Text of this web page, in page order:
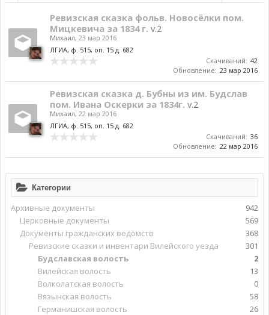
Категории
Архивные документы
942
Церковные документы
569
Документы гражданских ведомств
368
Ревизские сказки и инвентари Вилейского уезда
301
Будславская волость
2
Вилейская волость
13
Волколатская волость
0
Вязынская волость
58
Германишская волость
26
Ревизская сказка фольв. Новосёлки пом.
Мицкевича за 1834 г. v.2
Михаил, 23 мар 2016
ЛГИА, ф. 515, оп. 15 д. 682
Скачиваний: 42
Обновление: 23 мар 2016
Ревизская сказка д. Бубны из им. Будслав
пом. Ивана Оскерки за 1834г. v.2
Михаил, 22 мар 2016
ЛГИА, ф. 515, оп. 15 д. 682
Скачиваний: 36
Обновление: 22 мар 2016